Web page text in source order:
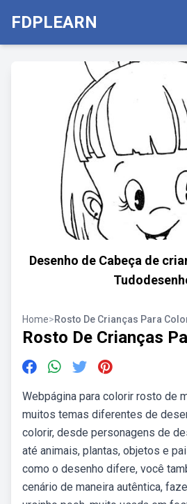
FDPLEARN
Desenho de Cabeça de
Home>Rosto De Crianças Para
Rosto De Crianças
Webpágina para colorir rosto de
muitos temas diferentes de
colorir, desde personagens de
até animais, plantas, objetos e
como o desenho difere, você
cenário de maneira autêntica,